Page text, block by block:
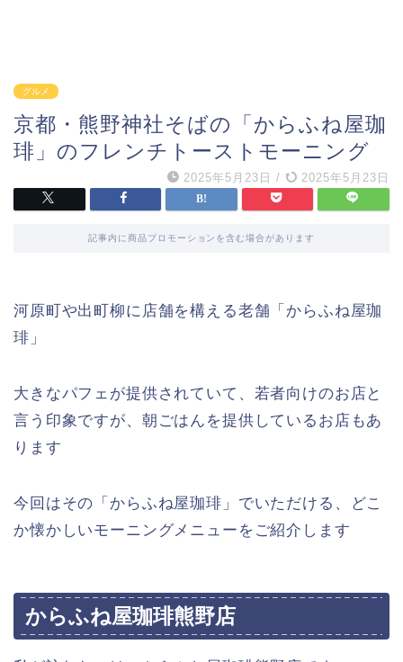
グルメ
京都・熊野神社そばの「からふね屋珈
琲」のフレンチトーストモーニング
2025年5月23日 / 2025年5月23日
記事内に商品プロモーションを含む場合があります
河原町や出町柳に店舗を構える老舗「からふね屋珈
琲」
大きなパフェが提供されていて、若者向けのお店と
言う印象ですが、朝ごはんを提供しているお店もあ
ります
今回はその「からふね屋珈琲」でいただける、どこ
か懐かしいモーニングメニューをご紹介します
からふね屋珈琲熊野店